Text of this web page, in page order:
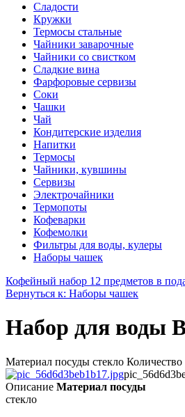
Сладости
Кружки
Термосы стальные
Чайники заварочные
Чайники со свистком
Сладкие вина
Фарфоровые сервизы
Соки
Чашки
Чай
Кондитерские изделия
Напитки
Термосы
Чайники, кувшины
Сервизы
Электрочайники
Термопоты
Кофеварки
Кофемолки
Фильтры для воды, кулеры
Наборы чашек
Кофейный набор 12 предметов в
Вернуться к: Наборы чашек
Набор для воды
Материал посуды стекло
Описание Материал посуды
стекло